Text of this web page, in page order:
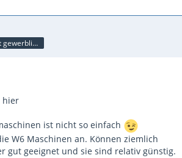
Mitglieder mit gewerblicher Verbindung, auch als Mitarbeiter/in
hier
ist nicht so einfach
W6 Maschinen an. Können ziemlich
gut geeignet und sie sind relativ günstig.